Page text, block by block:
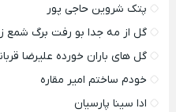
پتک شروین حاجی پور
گل از مه جدا بو رفت برگ
گل های باران خورده علیرضا
خودم ساختم امیر مقاره
ادا سینا پارسیان